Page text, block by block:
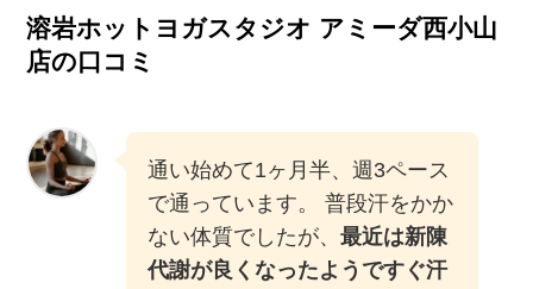
溶岩ホットヨガスタジオ アミーダ西小山
店の口コミ
通い始めて1ヶ月半、週3ペース
で通っています。 普段汗をかか
ない体質でしたが、最近は新陳
代謝が良くなったようですぐ汗